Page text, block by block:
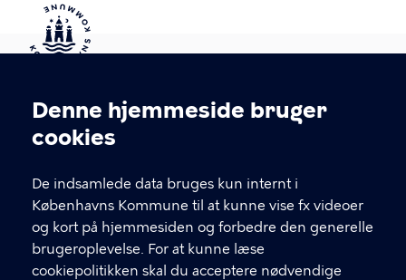
Cookieindstillinger
Denne hjemmeside bruger
cookies
De indsamlede data bruges kun internt i
Københavns Kommune til at kunne vise fx videoer
og kort på hjemmesiden og forbedre den generelle
brugeroplevelse. For at kunne læse
cookiepolitikken skal du acceptere nødvendige
Kontakt Københavns Kommune
T
fFind andre kontakter her
CVR-nummer64942212
GENVEJE